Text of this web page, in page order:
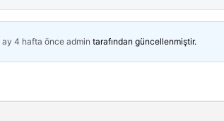
ay 4 hafta önceadmin tarafından güncellenmiştir.